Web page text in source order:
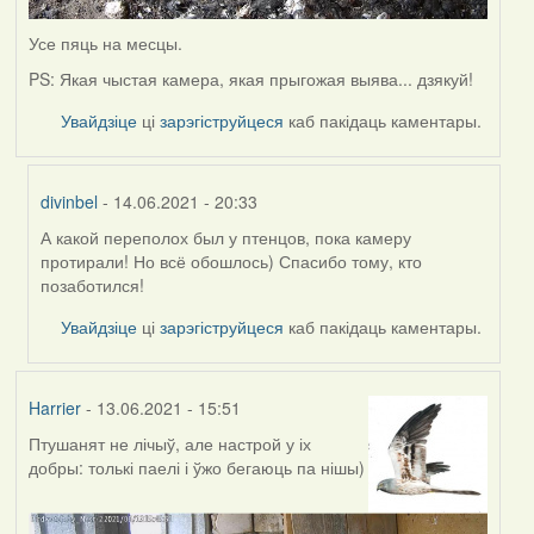
Усе пяць на месцы.
PS: Якая чыстая камера, якая прыгожая выява... дзякуй!
Увайдзіце цізарэгіструйцеся каб пакідаць каментары.
divinbel - 14.06.2021 - 20:33
In
reply
to
А какой переполох был у птенцов, пока камеру
протирали! Но всё обошлось) Спасибо тому, кто
позаботился!
Увайдзіце цізарэгіструйцеся каб пакідаць каментары.
Harrier- 13.06.2021 - 15:51
Птушанят не лічыў, але настрой у іх
добры: толькі паелі і ўжо бегаюць па нішы)